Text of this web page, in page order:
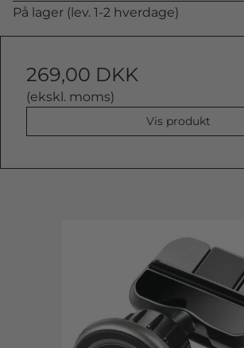
På lager (lev. 1-2 hverdage)
269,00 DKK
(ekskl. moms)
Vis produkt